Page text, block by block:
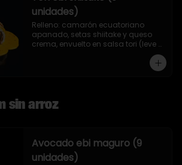
unidades)
Relleno: camarón ecuatoriano
apanado, setas shiitake y queso
crema, envuelto en salsa tori (leve
sin arroz
Avocado ebi maguro (9
unidades)